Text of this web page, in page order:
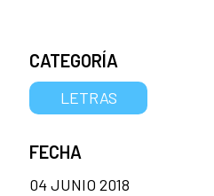
CATEGORÍA
LETRAS
FECHA
04 JUNIO 2018